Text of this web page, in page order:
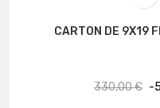
CARTON DE 9X19
Prix
330,00 € -